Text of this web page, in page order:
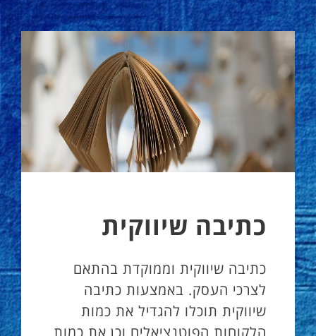
כתיבה שיווקית
כתיבה שיווקית וממוקדת בהתאם
לצרכי העסק. באמצעות כתיבה
שיווקית תוכלו להגדיל את כמות
הלקוחות הפוטנציאלים וכן את כמות